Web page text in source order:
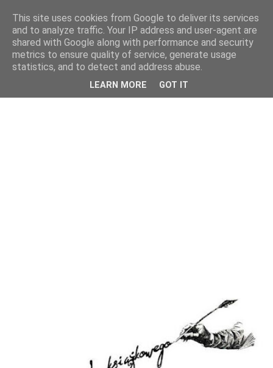
This site uses cookies from Google to deliver its services
and to analyze traffic. Your IP address and user-agent are
shared with Google along with performance and security
metrics to ensure quality of service, generate usage
statistics, and to detect and address abuse.
LEARN MORE GOT IT